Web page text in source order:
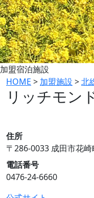
加盟宿泊施設
HOME > 加盟施設 >北
リッチモン
住所
〒286-0033 成田市花
電話番号
0476-24-6660